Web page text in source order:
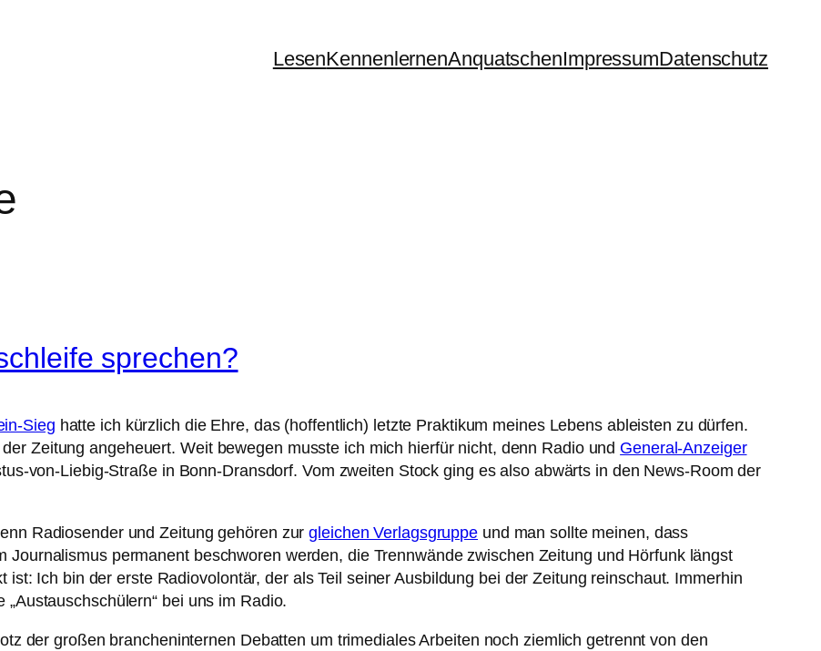
LesenKennenlernenAnquatschenImpressumDatenschutz
sprechen?
Sieg hatte ich kürzlich die Ehre, das (hoffentlich) letzte Praktikum meines Lebens ableisten zu dürfen.
Zeitung angeheuert. Weit bewegen musste ich mich hierfür nicht, denn Radio und General-Anzeiger
von-Liebig-Straße in Bonn-Dransdorf. Vom zweiten Stock ging es also abwärts in den News-Room der
Radiosender und Zeitung gehören zurgleichen Verlagsgruppe und man sollte meinen, dass
Journalismus permanent beschworen werden, die Trennwände zwischen Zeitung und Hörfunk längst
Ich bin der erste Radiovolontär, der als Teil seiner Ausbildung bei der Zeitung reinschaut. Immerhin
bei uns im Radio.
der großen brancheninternen Debatten um trimediales Arbeiten noch ziemlich getrennt von den